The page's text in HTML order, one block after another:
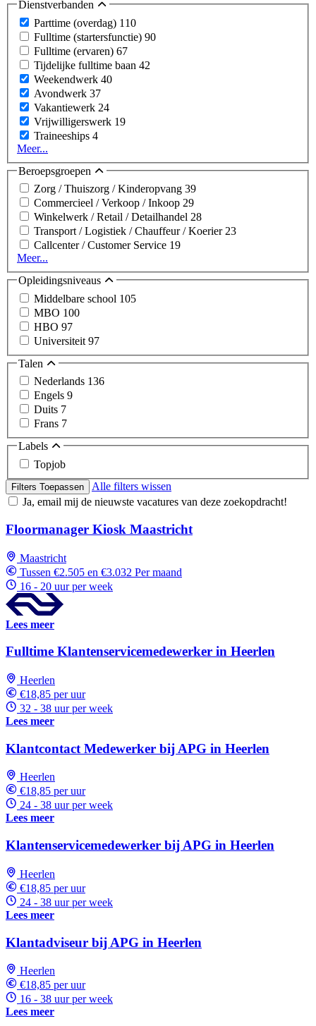
Dienstverbanden
Parttime (overdag) 110
Fulltime (startersfunctie) 90
Fulltime (ervaren) 67
Tijdelijke fulltime baan 42
Weekendwerk 40
Avondwerk 37
Vakantiewerk 24
Vrijwilligerswerk 19
Traineeships 4
Meer...
Beroepsgroepen
Zorg / Thuiszorg / Kinderopvang 39
Commercieel / Verkoop / Inkoop 29
Winkelwerk / Retail / Detailhandel 28
Transport / Logistiek / Chauffeur / Koerier 23
Callcenter / Customer Service 19
Meer...
Opleidingsniveaus
Middelbare school 105
MBO 100
HBO 97
Universiteit 97
Talen
Nederlands 136
Engels 9
Duits 7
Frans 7
Labels
Topjob
Filters Toepassen
Alle filters wissen
Ja, email mij de nieuwste vacatures van deze zoekopdracht!
Floormanager Kiosk Maastricht
Maastricht
Tussen €2.505 en €3.032 Per maand
16 - 20 uur per week
Lees meer
Fulltime Klantenservicemedewerker in Heerlen
Heerlen
€18,85 per uur
32 - 38 uur per week
Lees meer
Klantcontact Medewerker bij APG in Heerlen
Heerlen
€18,85 per uur
24 - 38 uur per week
Lees meer
Klantenservicemedewerker bij APG in Heerlen
Heerlen
€18,85 per uur
24 - 38 uur per week
Lees meer
Klantadviseur bij APG in Heerlen
Heerlen
€18,85 per uur
16 - 38 uur per week
Lees meer